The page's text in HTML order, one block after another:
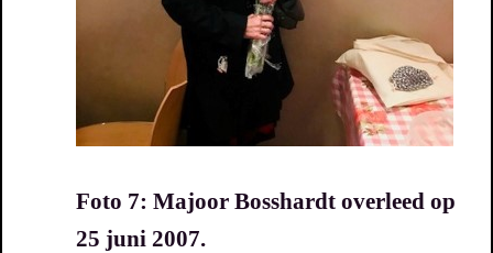
Foto 7: Majoor Bosshardt overleed op
25 juni 2007.